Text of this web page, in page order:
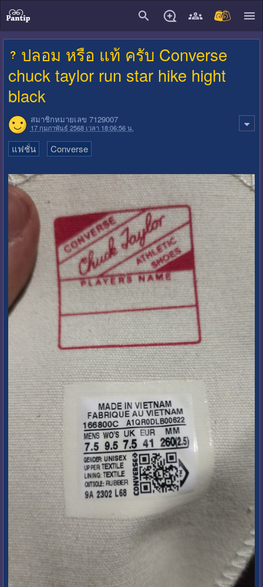
ปลอม หรือ แท้ ครับ Converse
chuck taylor run star hike hight
black
สมาชิกหมายเลข 7129007
17 กุมภาพันธ์ 2568 เวลา 18:06:56 น.
แฟชั่น Converse
close